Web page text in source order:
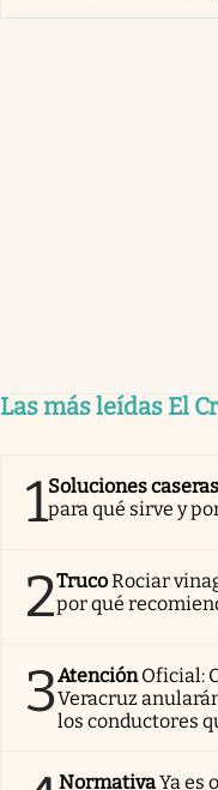
Las más leídas El
1Soluciones caseras
para qué sirve y
2TrucoRociar
por qué
3AtenciónOficial:
Veracruz
los conductores
NormativaYa es